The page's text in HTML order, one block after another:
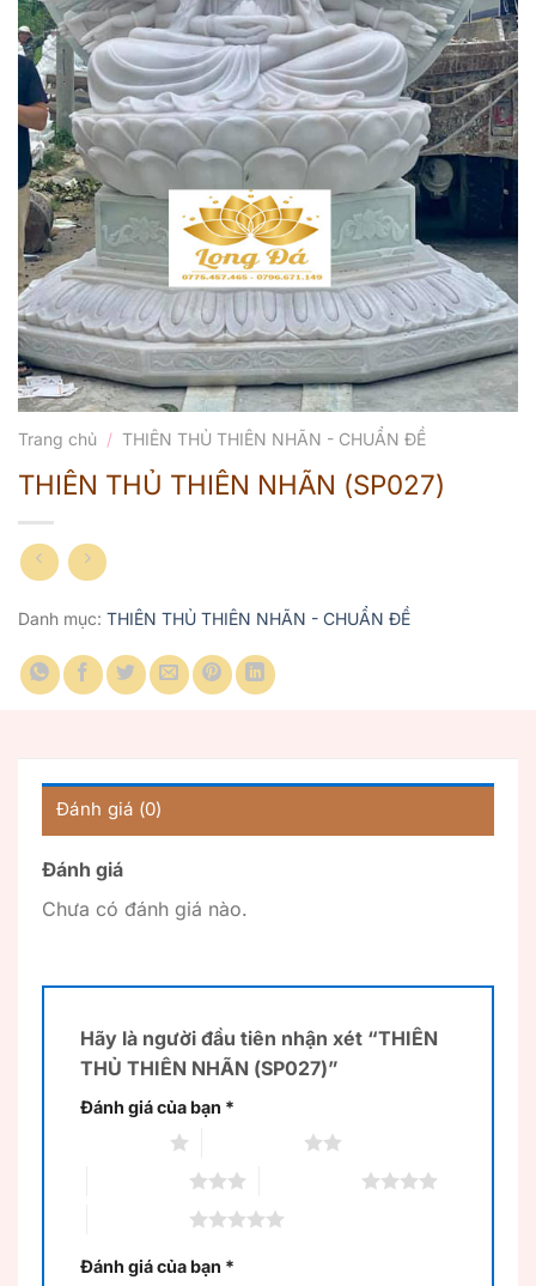
Trang chủ / THIÊN THỦ THIÊN NHÃN - CHUẨN ĐỀ
THIÊN THỦ THIÊN NHÃN (SP027)
Danh mục: THIÊN THỦ THIÊN NHÃN - CHUẨN ĐỀ
Đánh giá (0)
Đánh giá
Chưa có đánh giá nào.
Hãy là người đầu tiên nhận xét “THIÊN
THỦ THIÊN NHÃN (SP027)”
Đánh giá của bạn *
Đánh giá của bạn *